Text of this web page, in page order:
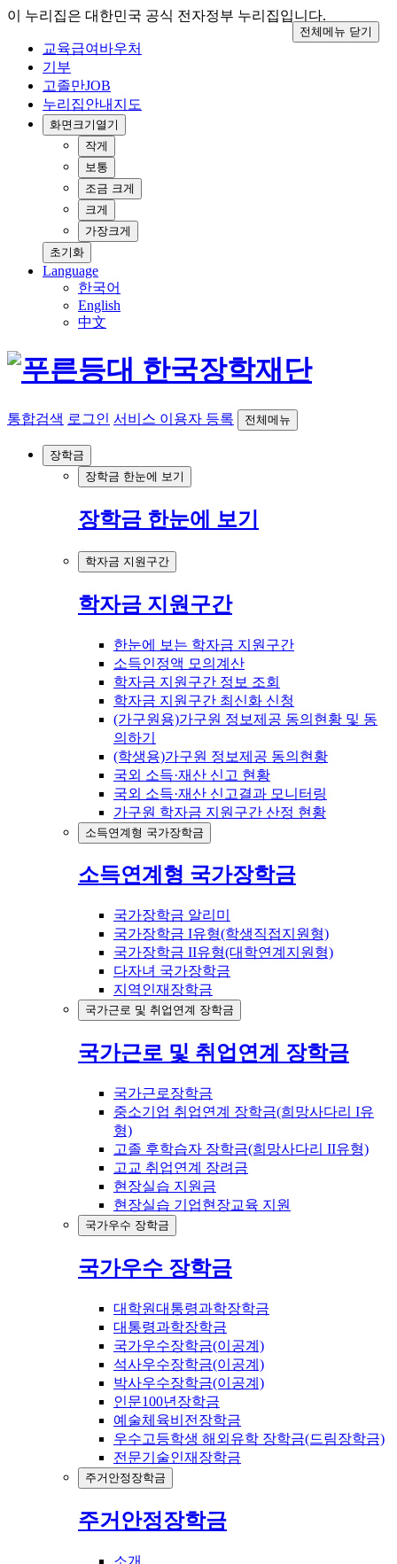
이 누리집은 대한민국 공식 전자정부 누리집입니다.
교육급여바우처
기부
고졸만JOB
누리집안내지도
화면크기 열기
작게
보통
조금 크게
크게
가장크게
초기화
Language
한국어
English
中文
통합검색 로그인 서비스 이용자 등록 전체메뉴
장학금
장학금 한눈에 보기
장학금 한눈에 보기
학자금 지원구간
학자금 지원구간
한눈에 보는 학자금 지원구간
소득인정액 모의계산
학자금 지원구간 정보 조회
학자금 지원구간 최신화 신청
(가구원용)가구원 정보제공 동의현황 및 동
의하기
(학생용)가구원 정보제공 동의현황
국외 소득·재산 신고 현황
국외 소득·재산 신고결과 모니터링
가구원 학자금 지원구간 산정 현황
소득연계형 국가장학금
소득연계형 국가장학금
국가장학금 알리미
국가장학금 I유형(학생직접지원형)
국가장학금 II유형(대학연계지원형)
다자녀 국가장학금
지역인재장학금
국가근로 및 취업연계 장학금
국가근로 및 취업연계 장학금
국가근로장학금
중소기업 취업연계 장학금(희망사다리 I유
형)
고졸 후학습자 장학금(희망사다리 II유형)
고교 취업연계 장려금
현장실습 지원금
현장실습 기업현장교육 지원
국가우수 장학금
국가우수 장학금
대학원대통령과학장학금
대통령과학장학금
국가우수장학금(이공계)
석사우수장학금(이공계)
박사우수장학금(이공계)
인문100년장학금
예술체육비전장학금
우수고등학생 해외유학 장학금(드림장학금)
전문기술인재장학금
주거안정장학금
주거안정장학금
소개
전체메뉴 닫기